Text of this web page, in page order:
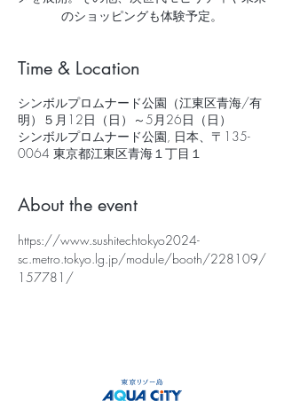
のショッピングも体験予定。
Time & Location
シンボルプロムナード公園（江東区青海/有
明）５月12日（日）～5月26日（日）
シンボルプロムナード公園, 日本、〒135-
0064 東京都江東区青海１丁目１
About the event
https://www.sushitechtokyo2024-
sc.metro.tokyo.lg.jp/module/booth/228109/
157781/